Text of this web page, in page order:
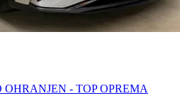
- TOP OPREMA